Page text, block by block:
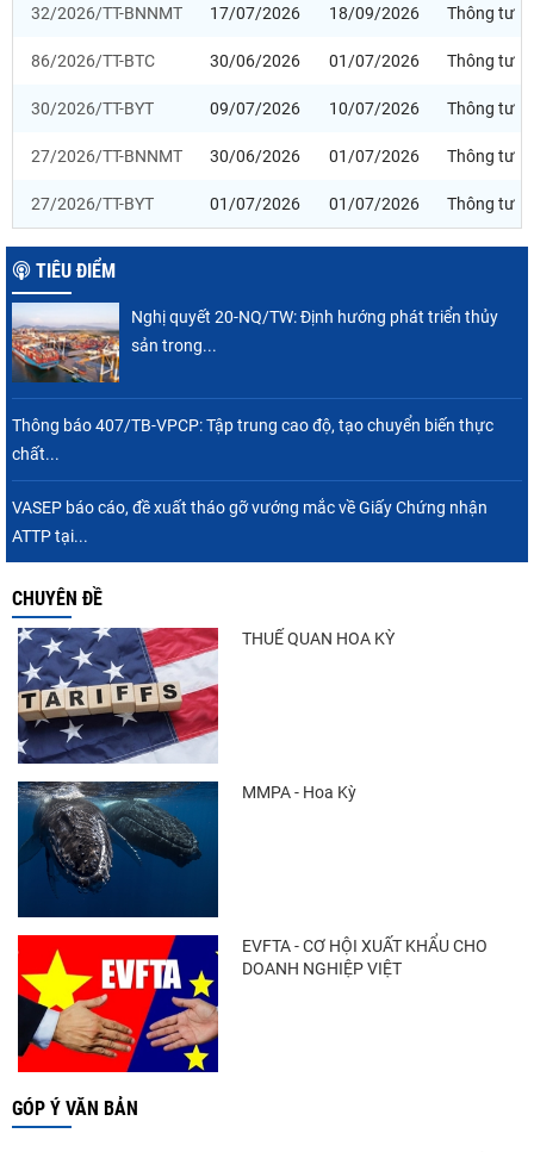
32/2026/TT-BNNMT 17/07/2026 18/09/2026 Thông tư
86/2026/TT-BTC 30/06/2026 01/07/2026 Thông tư
30/2026/TT-BYT 09/07/2026 10/07/2026 Thông tư
27/2026/TT-BNNMT 30/06/2026 01/07/2026 Thông tư
27/2026/TT-BYT 01/07/2026 01/07/2026 Thông tư
TIÊU ĐIỂM
Nghị quyết 20-NQ/TW: Định hướng phát triển thủy
sản trong...
Thông báo 407/TB-VPCP: Tập trung cao độ, tạo chuyển biến thực
chất...
VASEP báo cáo, đề xuất tháo gỡ vướng mắc về Giấy Chứng nhận
ATTP tại...
CHUYÊN ĐỀ
THUẾ QUAN HOA KỲ
MMPA - Hoa Kỳ
EVFTA - CƠ HỘI XUẤT KHẨU CHO
DOANH NGHIỆP VIỆT
GÓP Ý VĂN BẢN